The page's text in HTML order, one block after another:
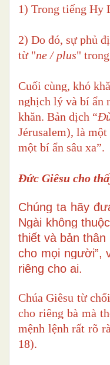
1) Trong tiếng Hy
2) Do đó, sự phủ
từ "ne / plus"
Cuối cùng, khó
nghịch lý và bí ẩn
khăn. Bản dịch “
Jérusalem), là
một bí ẩn sâu xa”.
Đức Giêsu cho
Chúng ta hãy
Ngài không
thiết và bản
cho mọi người”,
riêng cho ai.
Chúa Giêsu từ
cho riêng bà mà
mệnh lệnh rất rõ
18).